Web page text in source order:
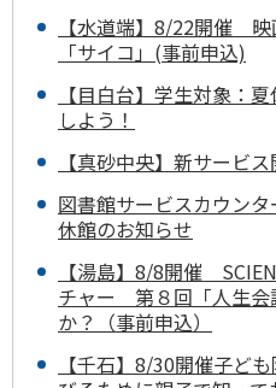
【水道端】8/22開催
「サイコ」(事前申込)
【目白台】学生対象：
しよう！
【真砂中央】新サービス
図書館サービスカウン
休館のお知らせ
【湯島】8/8開催
チャー 第８回「人生会
か？（事前申込）
【千石】8/30開催子ど